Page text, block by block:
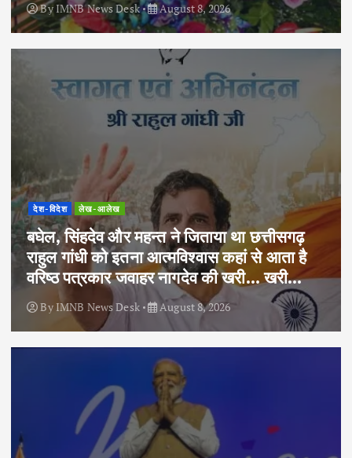
ByIMNB News Desk August 8, 2026
देश-विदेश लेख-आलेख
बघेल, सिंहदेव और महन्त ने जिताया था छत्तीसगढ़
राहुल गांधी को इतना आत्मविश्वास कहां से आता है
वरिष्ठ पत्रकार जवाहर नागदेव की खरी… खरी…
By IMNB News Desk August 8, 2026